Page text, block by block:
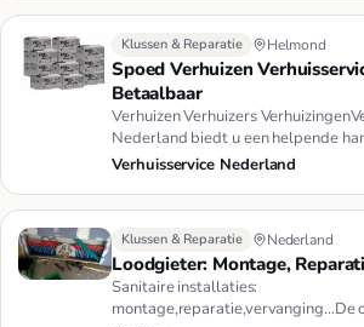
Klussen & Reparatie Helmond
Spoed Verhuizen
Betaalbaar
Verhuizen Verhuizers
Nederland biedt u een helpende
verhuizing. U huurt per uur …
Verhuisservice Nederland
Klussen & Reparatie Nederland
Loodgieter: Montage,
Sanitaire installaties:
montage,reparatie,vervanging...De